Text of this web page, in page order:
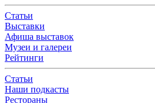
Статьи
Выставки
Афиша выставок
Музеи и галереи
Рейтинги
Статьи
Наши подкасты
Рестораны